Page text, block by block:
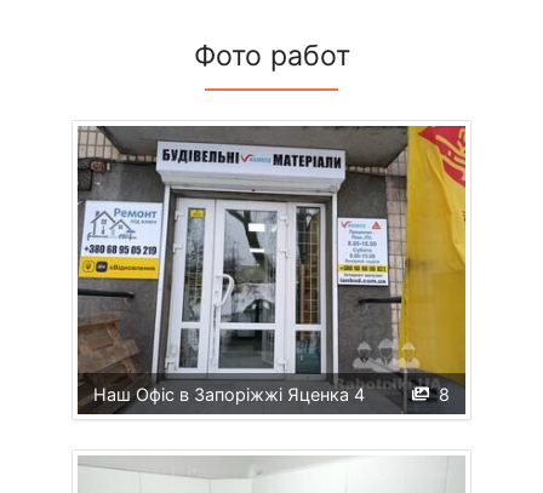
Фото работ
8
Наш Офіс в Запоріжжі Яценка 4